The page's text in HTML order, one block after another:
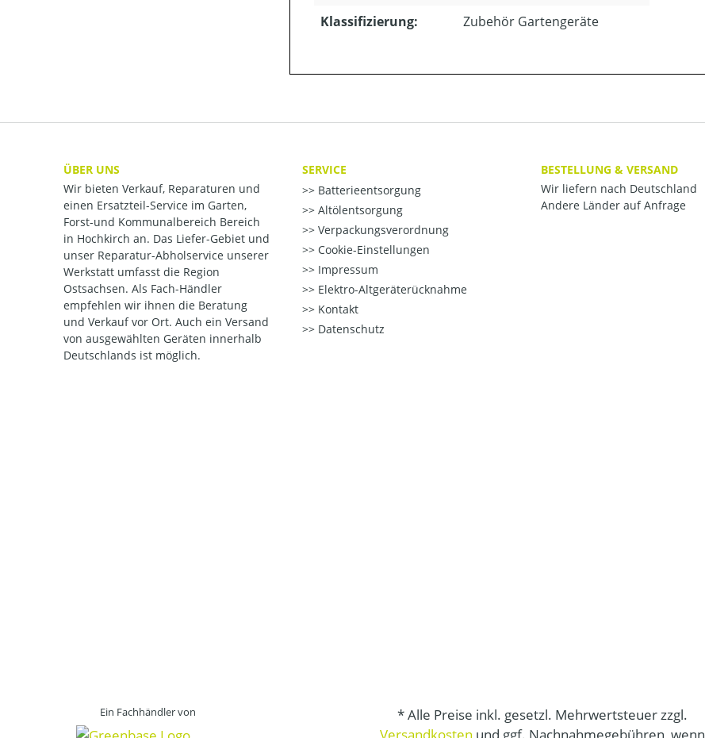
Klassifizierung:
Zubehör Gartengeräte
ÜBER UNS
Wir bieten Verkauf, Reparaturen und
einen Ersatzteil-Service im Garten,
Forst-und Kommunalbereich Bereich
in Hochkirch an. Das Liefer-Gebiet und
unser Reparatur-Abholservice unserer
Werkstatt umfasst die Region
Ostsachsen. Als Fach-Händler
empfehlen wir ihnen die Beratung
und Verkauf vor Ort. Auch ein Versand
von ausgewählten Geräten innerhalb
Deutschlands ist möglich.
SERVICE
Batterieentsorgung
Altölentsorgung
Verpackungsverordnung
Cookie-Einstellungen
Impressum
Elektro-Altgeräterücknahme
Kontakt
Datenschutz
BESTELLUNG & VERSAND
Wir liefern nach Deutschland
Andere Länder auf Anfrage
Ein Fachhändler von
* Alle Preise inkl. gesetzl. Mehrwertsteuer zzgl.